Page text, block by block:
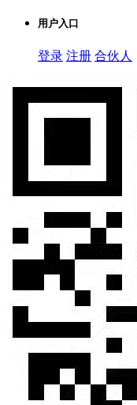
用户入口
登录 注册 合伙人